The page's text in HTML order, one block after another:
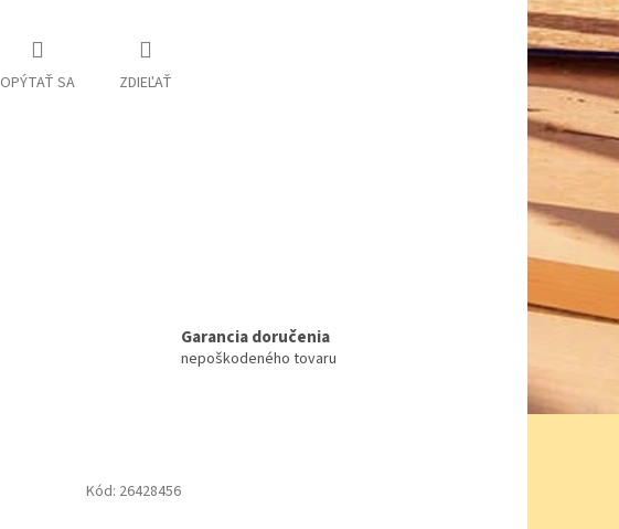
OPÝTAŤ SA ZDIEĽAŤ
Garancia doručenia
nepoškodeného tovaru
Kód: 26428456